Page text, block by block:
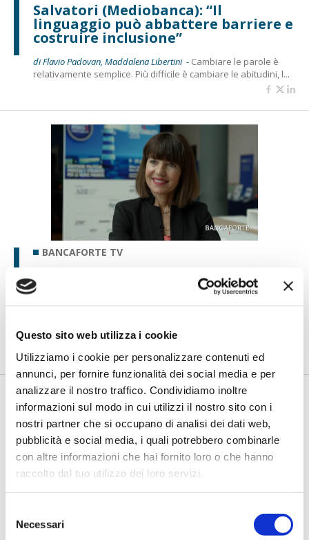
Questo sito web utilizza i cookie
Utilizziamo i cookie per personalizzare contenuti ed
annunci, per fornire funzionalità dei social media e per
analizzare il nostro traffico. Condividiamo inoltre
informazioni sul modo in cui utilizzi il nostro sito con i
nostri partner che si occupano di analisi dei dati web,
pubblicità e social media, i quali potrebbero combinarle
con altre informazioni che hai fornito loro o che hanno
raccolto dal tuo utilizzo dei loro servizi.
delNecessari
Salvatori (Mediobanca): “Il
linguaggio può abbattere barriere e
costruire inclusione”
di Flavio Padovan, Maddalena Libertini - Cambiare le parole è
relativamente semplice. Più difficile è cambiare le abitudini, l...
BANCAFORTE TV
Petrella (BPER Banca): “La GenAI
rafforza i controlli e valorizza il
lavoro degli analisti”
secondo livello più strutturati, standardizzati e capaci di le...